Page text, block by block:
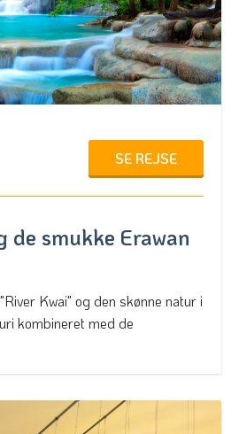
SE REJSE
de smukke Erawan
Kwai" og den skønne natur i
kombineret med de